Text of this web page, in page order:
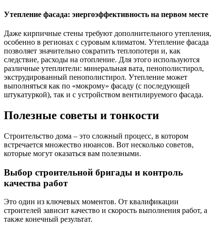
Утепление фасада: энергоэффективность на первом месте
Даже кирпичные стены требуют дополнительного утепления,
особенно в регионах с суровым климатом. Утепление фасада
позволяет значительно сократить теплопотери и, как
следствие, расходы на отопление. Для этого используются
различные утеплители: минеральная вата, пенополистирол,
экструдированный пенополистирол. Утепление может
выполняться как по «мокрому» фасаду (с последующей
штукатуркой), так и с устройством вентилируемого фасада.
Полезные советы и тонкости
Строительство дома – это сложный процесс, в котором
встречается множество нюансов. Вот несколько советов,
которые могут оказаться вам полезными.
Выбор строительной бригады и контроль
качества работ
Это один из ключевых моментов. От квалификации
строителей зависит качество и скорость выполнения работ, а
также конечный результат.